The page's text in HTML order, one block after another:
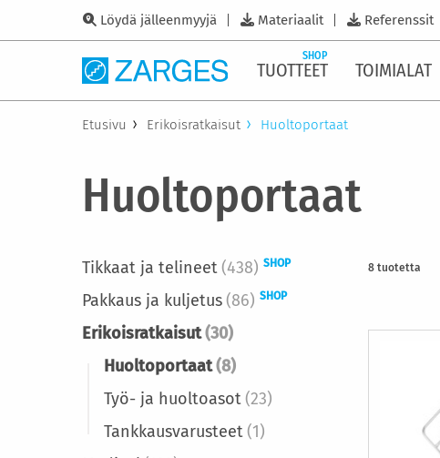
Löydä jälleenmyyjä Materiaalit Referenssit
TUOTTEET
SHOP
TOIMIALAT
Etusivu Erikoisratkaisut Huoltoportaat
Huoltoportaat
8 tuotetta
Tikkaat ja telineet(438) SHOP
Pakkaus ja kuljetus(86) SHOP
Erikoisratkaisut(30)
Huoltoportaat(8)
Työ- ja huoltoasot(23)
Tankkausvarusteet(1)